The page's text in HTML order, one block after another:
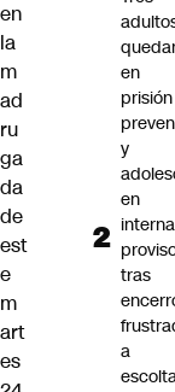
en
la
m
ad
ru
ga
da
de
est
e
m
art
es
en
prisión
y
en
tras
a